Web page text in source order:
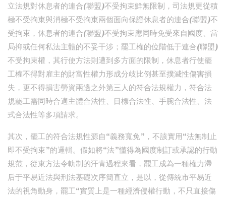
立法規對休息者的連合(聯盟)不受拘束鮮無限制，司法規更從積
極不受拘束與消極不受拘束兩個面向保證休息者的連合(聯盟)不
受拘束，休息者的連合(聯盟)不受拘束應同時免受來自國度、當
局抑或任何私法主體的不妥干涉；罷工權的位階低于連合(聯盟)
不受拘束權，其行使方法則遭到多方面的限制，休息者行使罷
工權不得對雇主的財富性權力形成分歧比例甚至撲滅性傷害損
失，更不得損害勞資兩邊之外第三人的符合法規權力，符合法
規罷工需同時合適主體合法性、目標合法性、手腕合法性、法
式合法性等多項請求。
其次，罷工的符合法規性源自“義務寬免”，不該實用“法無制止
即不受拘束”的邏輯。假如將“法”懂得為國度制訂或承認的行動
規范，從東方法令軌制的汗青過程來看，罷工成為一種權力滯
后于平易近法與刑法基礎次序簡直立，是以，從傳統市平易近
法的視角動身，罷工“實質上是一種經濟侵權行動，不只直接傷